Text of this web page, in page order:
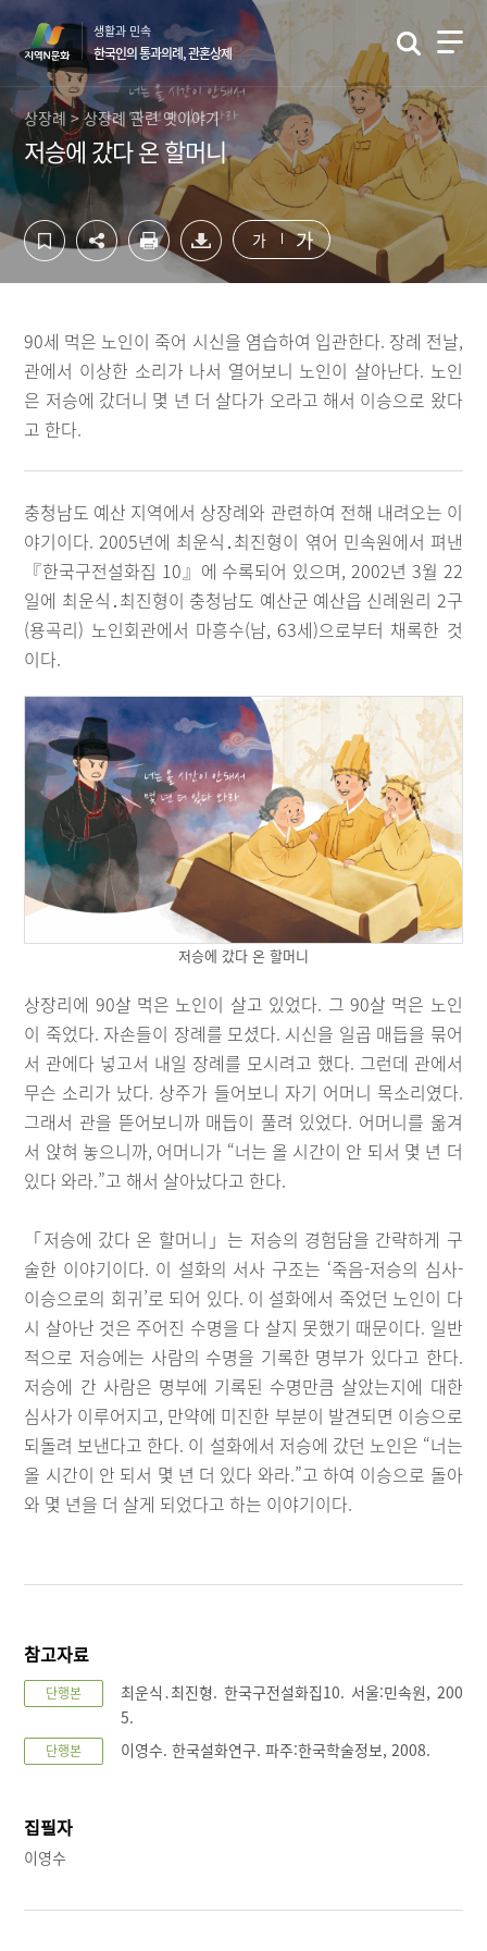
컨
텐
영
역
로
가
기
하
단
역
바
가
기
생활과 민속
한국인의 통과의례, 관혼상제
상장례 > 상장례 관련 옛이야기
저승에 갔다 온 할머니
가 가
90세 먹은 노인이 죽어 시신을 염습하여 입관한다. 장례 전날,
관에서 이상한 소리가 나서 열어보니 노인이 살아난다. 노인
은 저승에 갔더니 몇 년 더 살다가 오라고 해서 이승으로 왔다
고 한다.
충청남도 예산 지역에서 상장례와 관련하여 전해 내려오는 이
야기이다. 2005년에 최운식․최진형이 엮어 민속원에서 펴낸
『한국구전설화집 10』에 수록되어 있으며, 2002년 3월 22
일에 최운식․최진형이 충청남도 예산군 예산읍 신례원리 2구
(용곡리) 노인회관에서 마흥수(남, 63세)으로부터 채록한 것
이다.
저승에 갔다 온 할머니
상장리에 90살 먹은 노인이 살고 있었다. 그 90살 먹은 노인
이 죽었다. 자손들이 장례를 모셨다. 시신을 일곱 매듭을 묶어
서 관에다 넣고서 내일 장례를 모시려고 했다. 그런데 관에서
무슨 소리가 났다. 상주가 들어보니 자기 어머니 목소리였다.
그래서 관을 뜯어보니까 매듭이 풀려 있었다. 어머니를 옮겨
서 앉혀 놓으니까, 어머니가 “너는 올 시간이 안 되서 몇 년 더
있다 와라.”고 해서 살아났다고 한다.
「저승에 갔다 온 할머니」는 저승의 경험담을 간략하게 구
술한 이야기이다. 이 설화의 서사 구조는 ‘죽음-저승의 심사-
이승으로의 회귀’로 되어 있다. 이 설화에서 죽었던 노인이 다
시 살아난 것은 주어진 수명을 다 살지 못했기 때문이다. 일반
적으로 저승에는 사람의 수명을 기록한 명부가 있다고 한다.
저승에 간 사람은 명부에 기록된 수명만큼 살았는지에 대한
심사가 이루어지고, 만약에 미진한 부분이 발견되면 이승으로
되돌려 보낸다고 한다. 이 설화에서 저승에 갔던 노인은 “너는
올 시간이 안 되서 몇 년 더 있다 와라.”고 하여 이승으로 돌아
와 몇 년을 더 살게 되었다고 하는 이야기이다.
참고자료
단행본
최운식․최진형. 한국구전설화집10. 서울:민속원, 200
5.
단행본 이영수. 한국설화연구. 파주:한국학술정보, 2008.
집필자
이영수